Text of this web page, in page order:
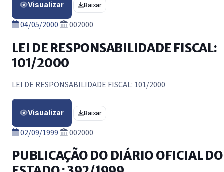
Visualizar Baixar
04/05/2000 002000
LEI DE RESPONSABILIDADE FISCAL:
101/2000
LEI DE RESPONSABILIDADE FISCAL: 101/2000
Visualizar Baixar
02/09/1999 002000
PUBLICAÇÃO DO DIÁRIO OFICIAL DO